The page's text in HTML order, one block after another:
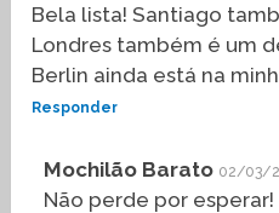
Bela lista! Santiago
Londres também é um
Berlin ainda está na
Responder
Mochilão Barato 02/03/
Não perde por esperar!